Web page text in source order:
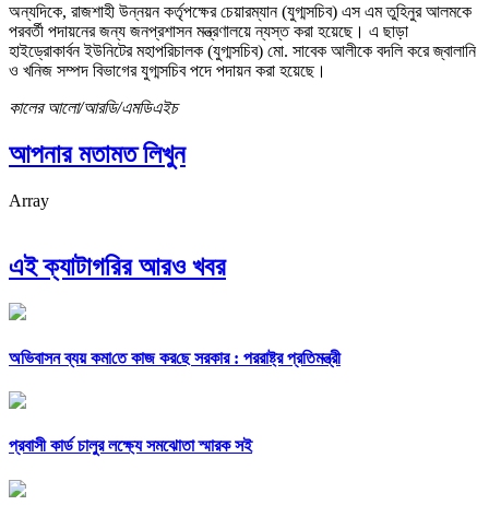
অন্যদিকে, রাজশাহী উন্নয়ন কর্তৃপক্ষের চেয়ারম্যান (যুগ্মসচিব) এস এম তুহিনুর আলমকে
পরবর্তী পদায়নের জন্য জনপ্রশাসন মন্ত্রণালয়ে ন্যস্ত করা হয়েছে। এ ছাড়া
হাইড্রোকার্বন ইউনিটের মহাপরিচালক (যুগ্মসচিব) মো. সাবেক আলীকে বদলি করে জ্বালানি
ও খনিজ সম্পদ বিভাগের যুগ্মসচিব পদে পদায়ন করা হয়েছে।
কালের আলো/আরডি/এমডিএইচ
আপনার মতামত লিখুন
Array
এই ক্যাটাগরির আরও খবর
অভিবাসন ব্যয় কমা‌তে কাজ কর‌ছে সরকার : পররাষ্ট্র প্রতিমন্ত্রী
প্রবাসী কার্ড চালুর লক্ষ্যে সমঝোতা স্মারক সই